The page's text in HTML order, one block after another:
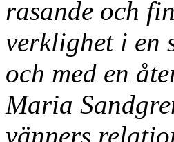
rasande och
verklighet i en
och med en
Maria
vänners